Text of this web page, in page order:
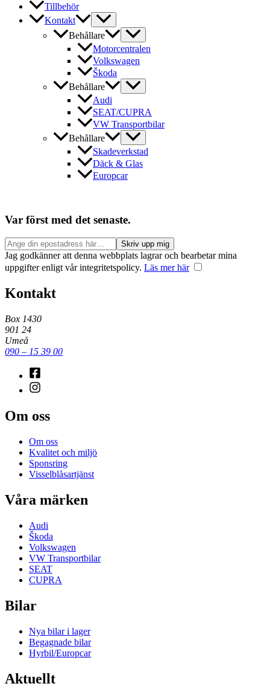
Tillbehör
Kontakt
Behållare
Motorcentralen
Volkswagen
Škoda
Behållare
Audi
SEAT/CUPRA
VW Transportbilar
Behållare
Skadeverkstad
Däck & Glas
Europcar
Var först med det senaste.
Jag godkänner att denna webbplats lagrar och bearbetar mina
uppgifter enligt vår integritetspolicy. Läs mer här
Kontakt
Box 1430
901 24
Umeå
090 – 15 39 00
Om oss
Om oss
Kvalitet och miljö
Sponsring
Visselblåsartjänst
Våra märken
Audi
Škoda
Volkswagen
VW Transportbilar
SEAT
CUPRA
Bilar
Nya bilar i lager
Begagnade bilar
Hyrbil/Europcar
Aktuellt